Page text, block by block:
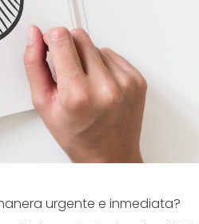
urgente e inmediata?